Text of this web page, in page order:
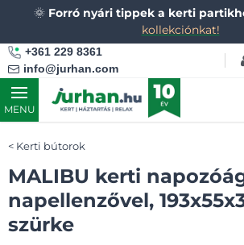
🌞 Forró nyári tippek a kerti
kollekciónkat!
+361 229 8361
info@jurhan.com
MENU
Kerti bútorok
MALIBU kerti
napellenzővel,
szürke